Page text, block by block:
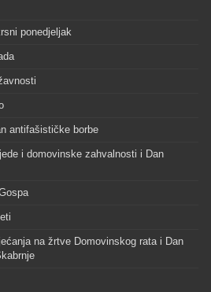
ponedjeljak
antifašističke borbe
i domovinske zahvalnosti i Dan
na žrtve Domovinskog rata i Dan